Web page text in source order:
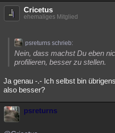
Cricetus
ehemaliges Mitglied
psreturns schrieb:
Nein, dass machst Du eben
profilieren, besser zu stellen.
Ja genau -.- Ich selbst bin
also besser?
psreturns